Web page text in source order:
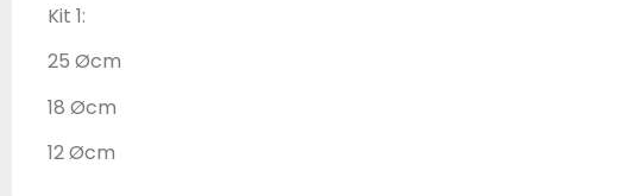
Kit 1:
25 Øcm
18 Øcm
12 Øcm